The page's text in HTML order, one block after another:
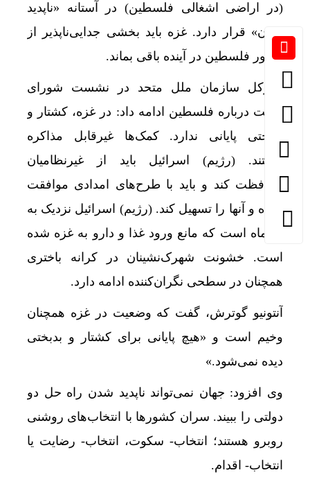
(در اراضی اشغالی فلسطین) در آستانه «ناپدید
شدن» قرار دارد. غزه باید بخشی جدایی‌ناپذیر از
کشور فلسطین در آینده باقی بماند.
دبیرکل سازمان ملل متحد در نشست شورای
امنیت درباره فلسطین ادامه داد: در غزه، کشتار و
بدبختی پایانی ندارد. کمک‌ها غیرقابل مذاکره
هستند. (رژیم) اسرائیل باید از غیرنظامیان
محافظت کند و باید با طرح‌های امدادی موافقت
کرده و آنها را تسهیل کند. (رژیم) اسرائیل نزدیک به
دو ماه است که مانع ورود غذا و دارو به غزه شده
است. خشونت شهرک‌نشینان در کرانه باختری
همچنان در سطحی نگران‌کننده ادامه دارد.
آنتونیو گوترش، گفت که وضعیت در غزه همچنان
وخیم است و «هیچ پایانی برای کشتار و بدبختی
دیده نمی‌شود.»
وی افزود: جهان نمی‌تواند ناپدید شدن راه حل دو
دولتی را ببیند. سران کشورها با انتخاب‌های روشنی
روبرو هستند؛ انتخاب- سکوت، انتخاب- رضایت یا
انتخاب- اقدام.